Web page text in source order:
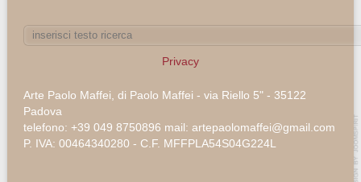
Privacy
Arte Paolo Maffei, di Paolo Maffei - via Riello 5" - 35122
Padova
telefono: +39 049 8750896 mail: artepaolomaffei@gmail.com
P. IVA: 00464340280 - C.F. MFFPLA54S04G224L